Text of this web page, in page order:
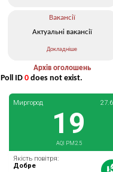
Вакансії
Актуальні вакансії
Докладніше
Архів оголошень
Poll ID 0 does not exist.